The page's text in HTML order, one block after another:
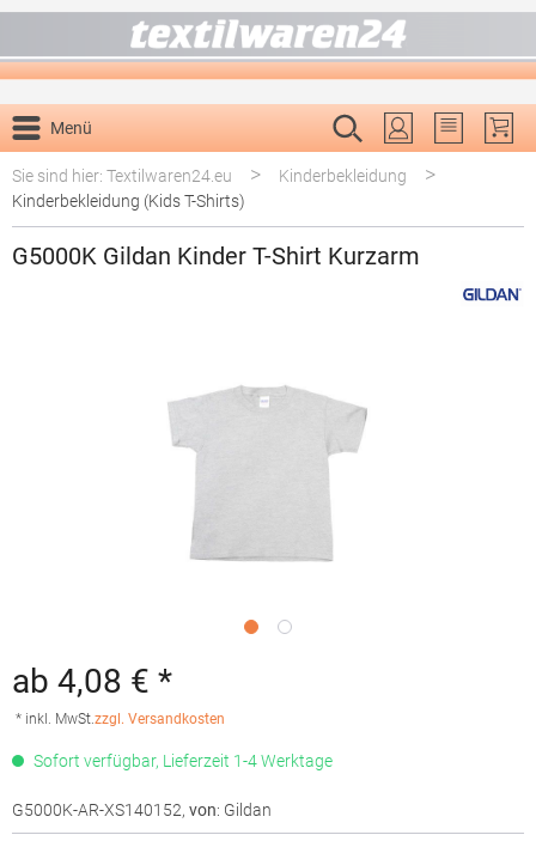
Menü
Du hast 0
Sie sind hier: Textilwaren24.eu
> Kinderbekleidung >
Kinderbekleidung (Kids T-Shirts)
G5000K Gildan Kinder T-Shirt Kurzarm
ab 4,08 € *
* inkl. MwSt.zzgl. Versandkosten
Sofort verfügbar, Lieferzeit 1-4 Werktage
G5000K-AR-XS140152, von: Gildan